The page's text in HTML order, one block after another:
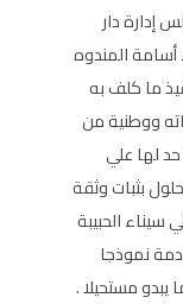
إدارة دار
المندوه
ما كلف به
ووطنية من
لها علي
بثبات وثقة
الحبيبة
نموذجا
يبدو مستحيلا .